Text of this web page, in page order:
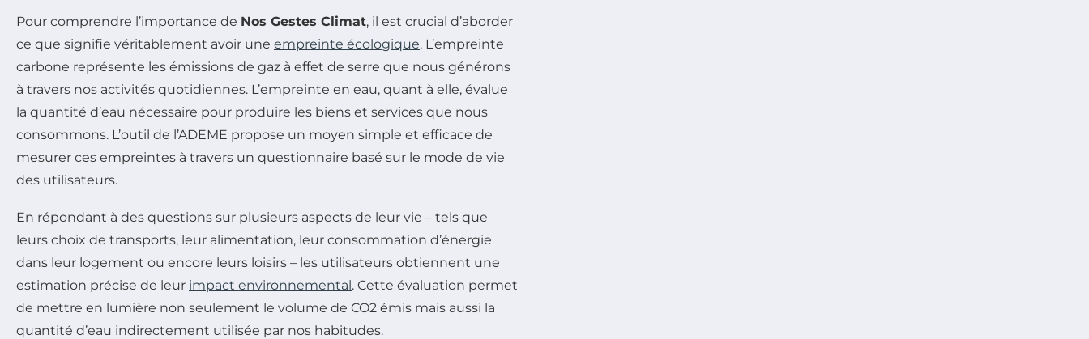
Pour comprendre l’importance de Nos Gestes Climat, il est crucial d’aborder
ce que signifie véritablement avoir une empreinte écologique. L’empreinte
carbone représente les émissions de gaz à effet de serre que nous générons
à travers nos activités quotidiennes. L’empreinte en eau, quant à elle, évalue
la quantité d’eau nécessaire pour produire les biens et services que nous
consommons. L’outil de l’ADEME propose un moyen simple et efficace de
mesurer ces empreintes à travers un questionnaire basé sur le mode de vie
des utilisateurs.
En répondant à des questions sur plusieurs aspects de leur vie – tels que
leurs choix de transports, leur alimentation, leur consommation d’énergie
dans leur logement ou encore leurs loisirs – les utilisateurs obtiennent une
estimation précise de leur impact environnemental. Cette évaluation permet
de mettre en lumière non seulement le volume de CO2 émis mais aussi la
quantité d’eau indirectement utilisée par nos habitudes.